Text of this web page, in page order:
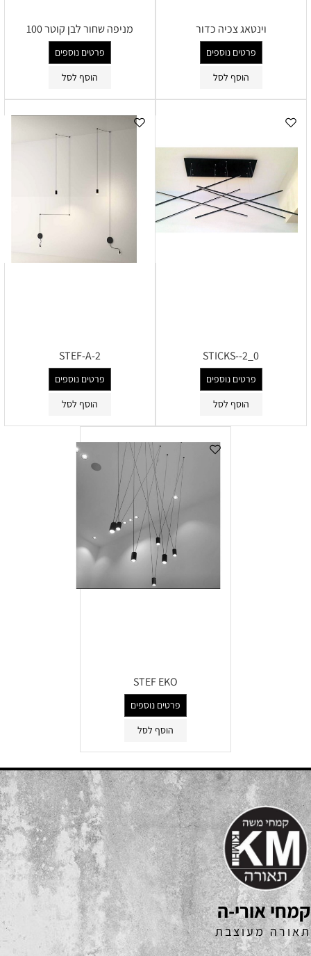
וינטאג צכיה כדור
פרטים נוספים
הוסף לסל
מניפה שחור לבן קוטר 100
פרטים נוספים
הוסף לסל
STICKS--2_0
פרטים נוספים
הוסף לסל
STEF-A-2
פרטים נוספים
הוסף לסל
STEF EKO
פרטים נוספים
הוסף לסל
קמחי אורי-ה
תאורה מעוצבת